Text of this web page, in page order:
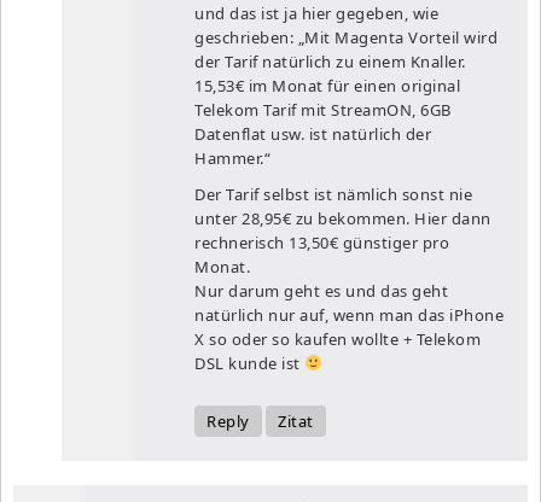
und das ist ja hier gegeben, wie
geschrieben: „Mit Magenta Vorteil wird
der Tarif natürlich zu einem Knaller.
15,53€ im Monat für einen original
Telekom Tarif mit StreamON, 6GB
Datenflat usw. ist natürlich der
Hammer.“
Der Tarif selbst ist nämlich sonst nie
unter 28,95€ zu bekommen. Hier dann
rechnerisch 13,50€ günstiger pro
Monat.
Nur darum geht es und das geht
natürlich nur auf, wenn man das iPhone
X so oder so kaufen wollte + Telekom
DSL kunde ist
Reply Zitat